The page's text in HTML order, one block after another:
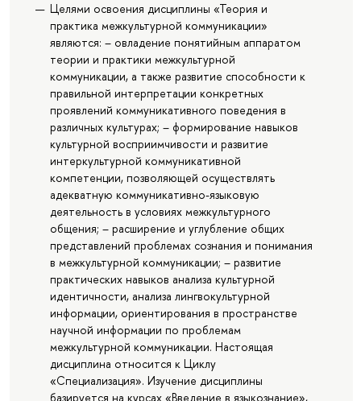
Целями освоения дисциплины «Теория и
практика межкультурной коммуникации»
являются: – овладение понятийным аппаратом
теории и практики межкультурной
коммуникации, а также развитие способности к
правильной интерпретации конкретных
проявлений коммуникативного поведения в
различных культурах; – формирование навыков
культурной восприимчивости и развитие
интеркультурной коммуникативной
компетенции, позволяющей осуществлять
адекватную коммуникативно-языковую
деятельность в условиях межкультурного
общения; – расширение и углубление общих
представлений проблемах сознания и понимания
в межкультурной коммуникации; – развитие
практических навыков анализа культурной
идентичности, анализа лингвокультурной
информации, ориентирования в пространстве
научной информации по проблемам
межкультурной коммуникации. Настоящая
дисциплина относится к Циклу
«Специализация». Изучение дисциплины
базируется на курсах «Введение в языкознание»,